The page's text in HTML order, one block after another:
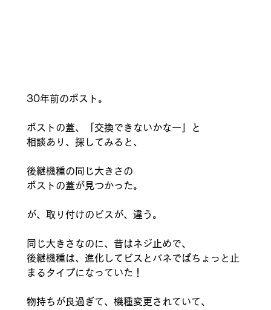
30年前のポスト。
ポストの蓋、「交換できないかなー」と
相談あり、探してみると、
後継機種の同じ大きさの
ポストの蓋が見つかった。
が、取り付けのビスが、違う。
同じ大きさなのに、昔はネジ止めで、
後継機種は、進化してビスとバネでぱちょっと止
まるタイプになっていた！
物持ちが良過ぎて、機種変更されていて、